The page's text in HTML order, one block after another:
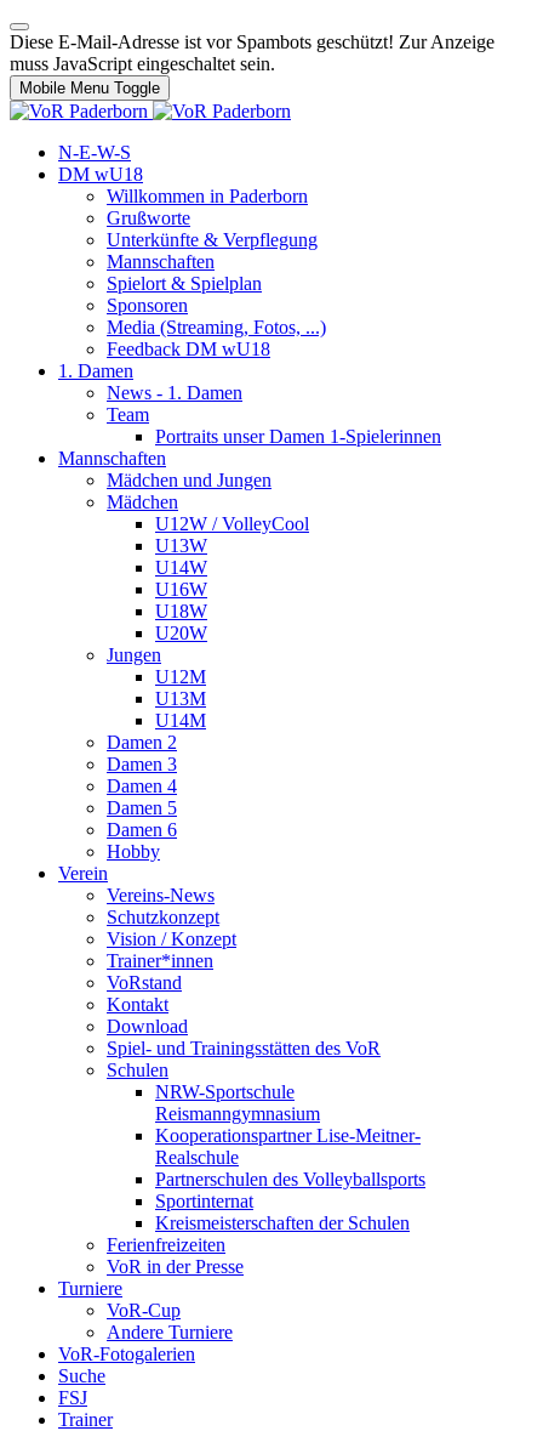
Diese E-Mail-Adresse ist vor Spambots geschützt! Zur Anzeige
muss JavaScript eingeschaltet sein.
Mobile Menu Toggle
N-E-W-S
DM wU18
Willkommen in Paderborn
Grußworte
Unterkünfte & Verpflegung
Mannschaften
Spielort & Spielplan
Sponsoren
Media (Streaming, Fotos, ...)
Feedback DM wU18
1. Damen
News - 1. Damen
Team
Portraits unser Damen 1-Spielerinnen
Mannschaften
Mädchen und Jungen
Mädchen
U12W / VolleyCool
U13W
U14W
U16W
U18W
U20W
Jungen
U12M
U13M
U14M
Damen 2
Damen 3
Damen 4
Damen 5
Damen 6
Hobby
Verein
Vereins-News
Schutzkonzept
Vision / Konzept
Trainer*innen
VoRstand
Kontakt
Download
Spiel- und Trainingsstätten des VoR
Schulen
NRW-Sportschule
Reismanngymnasium
Kooperationspartner Lise-Meitner-
Realschule
Partnerschulen des Volleyballsports
Sportinternat
Kreismeisterschaften der Schulen
Ferienfreizeiten
VoR in der Presse
Turniere
VoR-Cup
Andere Turniere
VoR-Fotogalerien
Suche
FSJ
Trainer